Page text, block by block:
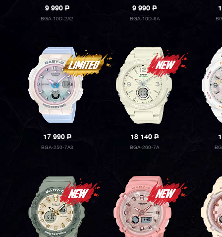
9 990P
BGA-10D-2A2
9 990P
BGA-10D-6A
17 990P
BGA-250-7A3
18 140P
BGA-260-7A